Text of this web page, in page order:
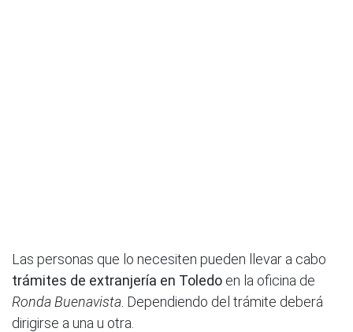
Las personas que lo necesiten pueden llevar a cabo
trámites de extranjería en Toledo en la oficina de
Ronda Buenavista . Dependiendo del trámite deberá
dirigirse a una u otra.